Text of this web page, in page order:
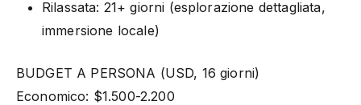
Rilassata: 21+ giorni (esplorazione dettagliata,
immersione locale)
BUDGET A PERSONA (USD, 16 giorni)
Economico: $1.500-2.200